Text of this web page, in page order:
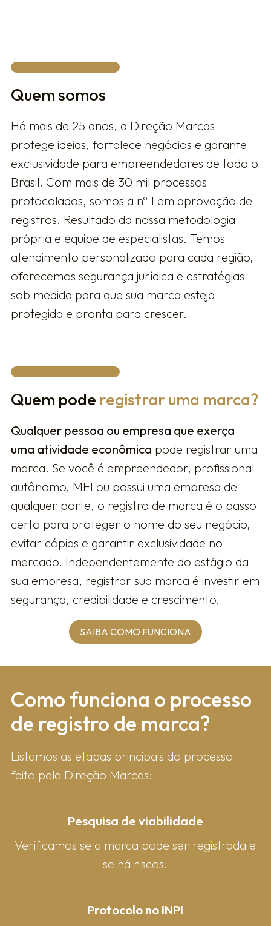
Quem somos
Há mais de 25 anos, a Direção Marcas
protege ideias, fortalece negócios e garante
exclusividade para empreendedores de todo o
Brasil. Com mais de 30 mil processos
protocolados, somos a nº 1 em aprovação de
registros. Resultado da nossa metodologia
própria e equipe de especialistas. Temos
atendimento personalizado para cada região,
oferecemos segurança jurídica e estratégias
sob medida para que sua marca esteja
protegida e pronta para crescer.
Quem pode registrar uma marca?
Qualquer pessoa ou empresa que exerça
uma atividade econômica pode registrar uma
marca. Se você é empreendedor, profissional
autônomo, MEI ou possui uma empresa de
qualquer porte, o registro de marca é o passo
certo para proteger o nome do seu negócio,
evitar cópias e garantir exclusividade no
mercado. Independentemente do estágio da
sua empresa, registrar sua marca é investir em
segurança, credibilidade e crescimento.
SAIBA COMO FUNCIONA
Como fun​ciona o processo
de registro de marca?
Listamos as etapas principais do processo
feito pela Direção Marcas:
Pesquisa de viabilidade
Verificamos se a marca pode ser registrada e
se há riscos.
Protocolo no INPI